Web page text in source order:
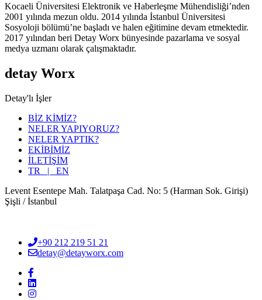
Kocaeli Üniversitesi Elektronik ve Haberleşme Mühendisliği’nden
2001 yılında mezun oldu. 2014 yılında İstanbul Üniversitesi
Sosyoloji bölümü’ne başladı ve halen eğitimine devam etmektedir.
2017 yılından beri Detay Worx bünyesinde pazarlama ve sosyal
medya uzmanı olarak çalışmaktadır.
detay Worx
Detay'lı İşler
BİZ KİMİZ?
NELER YAPIYORUZ?
NELER YAPTIK?
EKİBİMİZ
İLETİŞİM
TR | EN
Levent Esentepe Mah. Talatpaşa Cad. No: 5 (Harman Sok. Girişi)
Şişli / İstanbul
+90 212 219 51 21
detay@detayworx.com